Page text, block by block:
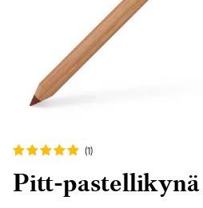
(1)
Pitt-